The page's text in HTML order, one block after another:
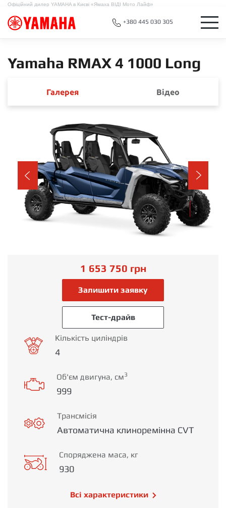
Офіційний дилер YAMAHA в Києві «Ямаха ВІДІ Мото Лайф»
+380 445 030 305
Yamaha RMAX 4 1000 Long
Галерея Відео
1 653 750 грн
Залишити заявку
Тест-драйв
Кількість циліндрів
4
Об'єм двигуна, см3
999
Трансмісія
Автоматична клиноремінна CVT
Споряджена маса, кг
930
Всі характеристики